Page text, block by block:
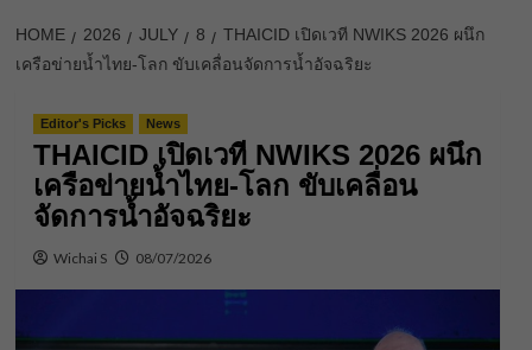
HOME 2026 JULY 8
THAICID เปิดเวที NWIKS 2026 ผนึก
เครือข่ายน้ำไทย-โลก ขับเคลื่อนจัดการน้ำอัจฉริยะ
Editor's Picks News
THAICID เปิดเวที NWIKS 2026 ผนึก
เครือข่ายน้ำไทย-โลก ขับเคลื่อน
จัดการน้ำอัจฉริยะ
Wichai S 08/07/2026